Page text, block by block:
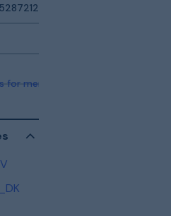
for mere information